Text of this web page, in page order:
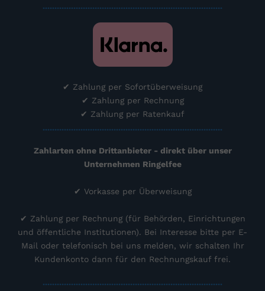
............................................................................
✔ Zahlung per Sofortüberweisung
✔ Zahlung per Rechnung
✔ Zahlung per Ratenkauf
............................................................................
Zahlarten ohne Drittanbieter - direkt über unser
Unternehmen Ringelfee
✔ Vorkasse per Überweisung
✔ Zahlung per Rechnung (für Behörden, Einrichtungen
und öffentliche Institutionen). Bei Interesse bitte per E-
Mail oder telefonisch bei uns melden, wir schalten Ihr
Kundenkonto dann für den Rechnungskauf frei.
............................................................................